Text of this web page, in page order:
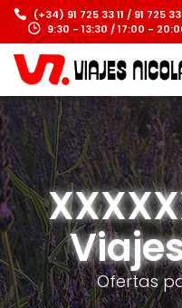
(+34) 91 725 33 11 / 91 725
9:30 - 13:30 / 17:00 -
Ofertas